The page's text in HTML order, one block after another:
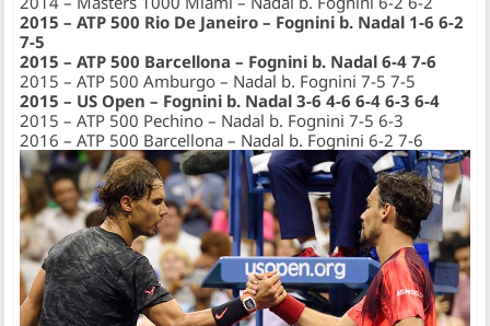
2015 – ATP 500 Rio De Janeiro – Fognini b. Nadal 1-6 6-2
7-5
2015 – ATP 500 Barcellona – Fognini b. Nadal 6-4 7-6
2015 – ATP 500 Amburgo – Nadal b. Fognini 7-5 7-5
2015 – US Open – Fognini b. Nadal 3-6 4-6 6-4 6-3 6-4
2015 – ATP 500 Pechino – Nadal b. Fognini 7-5 6-3
2016 – ATP 500 Barcellona – Nadal b. Fognini 6-2 7-6